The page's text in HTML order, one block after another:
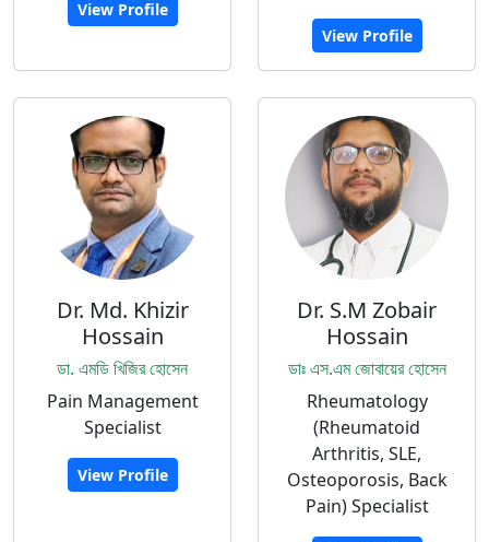
View Profile
View Profile
Dr. Md. Khizir
Hossain
ডা. এমডি খিজির হোসেন
Pain Management
Specialist
View Profile
Dr. S.M Zobair
Hossain
ডাঃ এস.এম জোবায়ের হোসেন
Rheumatology
(Rheumatoid
Arthritis, SLE,
Osteoporosis, Back
Pain) Specialist